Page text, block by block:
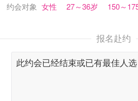
约会对象 女性 27～36岁 150～
报名赴约